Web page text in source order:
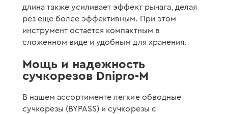
длина также усиливает эффект рычага, делая
рез еще более эффективным. При этом
инструмент остается компактным в
сложенном виде и удобным для хранения.
Мощь и надежность
сучкорезов Dnipro-M
В нашем ассортименте легкие обводные
сучкорезы (BYPASS) и сучкорезы с